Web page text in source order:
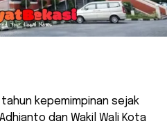
kepemimpinan sejak
dan Wakil Wali Kota